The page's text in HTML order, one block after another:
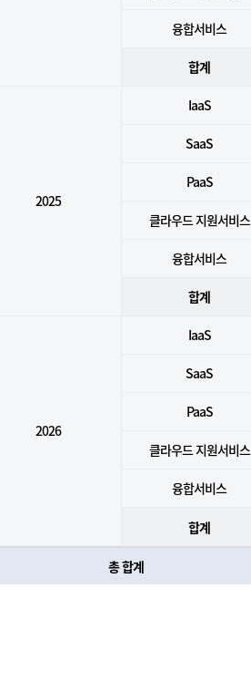
융합서비스
합계
2025
IaaS
SaaS
PaaS
클라우드 지원서비스
융합서비스
합계
2026
IaaS
SaaS
PaaS
클라우드 지원서비스
융합서비스
합계
총 합계